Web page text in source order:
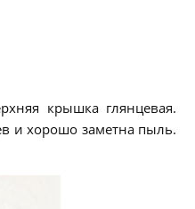
крышка глянцевая.
и хорошо заметна пыль.